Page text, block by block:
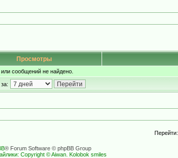
Просмотры
сообщений не найдено.
Перейти:
® Forum Software © phpBB Group
Copyright © Aiwan. Kolobok smiles